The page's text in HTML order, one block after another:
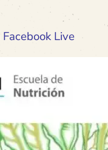
Facebook Live